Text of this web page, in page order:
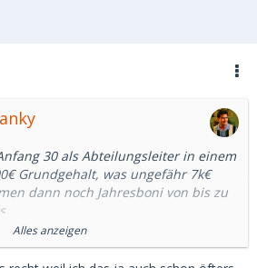
30 als Abteilungsleiter in einem
Grundgehalt, was ungefähr 7k€
dann noch Jahresboni von bis zu
Unternehmen mit 25.000
nicht DAX30 a la Daimler, BMW, VW,
Alles anzeigen